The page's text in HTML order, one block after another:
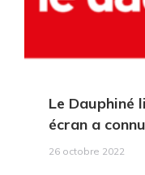
Le Dauphiné
écran a
26 octobre 2022